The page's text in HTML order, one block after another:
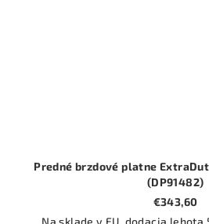
Predné brzdové platne
(DP91482)
€343,60